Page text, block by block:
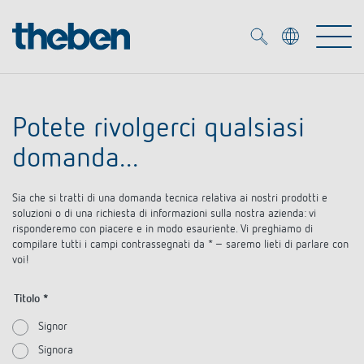
Prodotti
KNX
Smart Home
Fari a LED
Soluzioni OEM
Referenze
Soluzioni
Emettitore LED (inglese)
Azienda
Potete rivolgerci qualsiasi
domanda...
Sia che si tratti di una domanda tecnica relativa ai nostri prodotti e
soluzioni o di una richiesta di informazioni sulla nostra azienda: vi
risponderemo con piacere e in modo esauriente. Vi preghiamo di
compilare tutti i campi contrassegnati da * – saremo lieti di parlare con
voi!
Titolo *
Signor
Signora